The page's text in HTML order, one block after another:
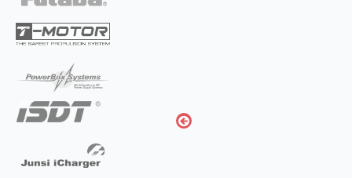
Unsere Philosophie
MEIN KONTO
WARENKORB